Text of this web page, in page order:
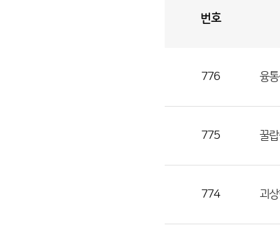
번호
776 융
775 꿀
774 괴